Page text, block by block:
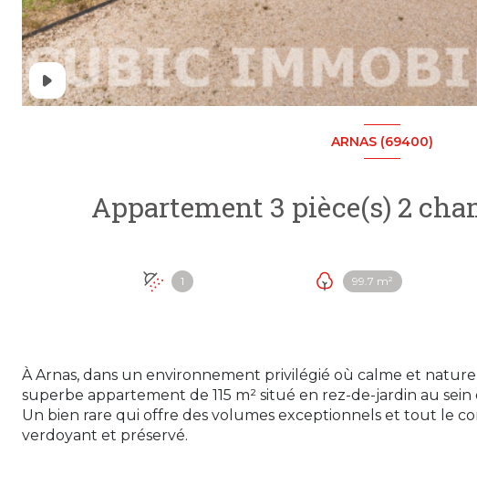
ARNAS (69400)
1 99.7 m²
À Arnas, dans un environnement privilégié où calme et
superbe appartement de 115 m² situé en rez-de-jardin au
Un bien rare qui offre des volumes exceptionnels et tout le
verdoyant et préservé.